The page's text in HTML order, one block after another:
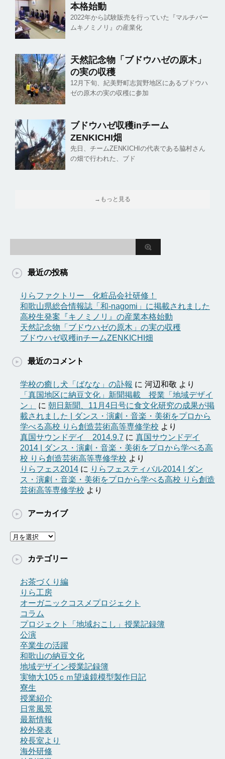
本格始動
2022年から試験販売を行っていた『マルチバー
ムキノミノリ』の産業化
天然記念物「ブドウハゼの原木」
の実の収穫
12月下旬、紀美野町志賀野地区にあるブドウハ
ゼの原木の実の収穫に参加
ブドウハゼ収穫inチーム
ZENKICHI畑
先日、チームZENKICHIの代表である脇村さん
の畑で行われた、ブド
→もっと見る
最近の投稿
りらファクトリー 化粧品会社研修！
和歌山県総合情報誌「和-nagomi」に掲載されました
高校生発案『キノミノリ』の産業本格始動
天然記念物「ブドウハゼの原木」の実の収穫
ブドウハゼ収穫inチームZENKICHI畑
最近のコメント
学校の癒し犬「ばなな」の訃報 に 河辺和敬 より
「真国地区に納豆文化」新聞掲載 授業「地域デザイ
ン」
に 朝日新聞、11月4日号に食文化研究の成果が掲
載されました | ダンス・演劇・音楽・美術をプロから
学べる高校 りら創造芸術高等専修学校 より
真国サウンドデイ 2014.9.7 に 真国サウンドデイ
2014 | ダンス・演劇・音楽・美術をプロから学べる高
校 りら創造芸術高等専修学校 より
りらフェス2014 に りらフェスティバル2014 | ダン
ス・演劇・音楽・美術をプロから学べる高校 りら創造
芸術高等専修学校 より
アーカイブ
ア
カ
カテゴリー
お茶づくり編
りら工房
オーガニックコスメプロジェクト
コラム
プロジェクト「地域おこし」授業記録簿
公演
卒業生の活躍
和歌山の納豆文化
地域デザイン授業記録簿
実物大105ｃｍ望遠鏡模型製作日記
寮生
授業紹介
日常風景
最新情報
校外発表
校長室より
海外研修